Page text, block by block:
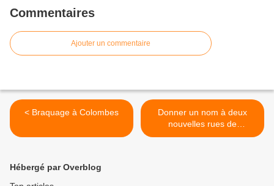
Commentaires
Ajouter un commentaire
< Braquage à Colombes
Donner un nom à deux
nouvelles rues de
Colombes ! >
Hébergé par Overblog